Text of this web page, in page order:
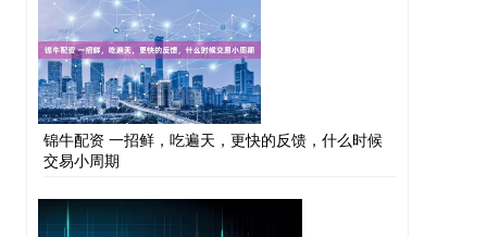
锦牛配资 一招鲜，吃遍天，更快的反馈，什么时候
交易小周期